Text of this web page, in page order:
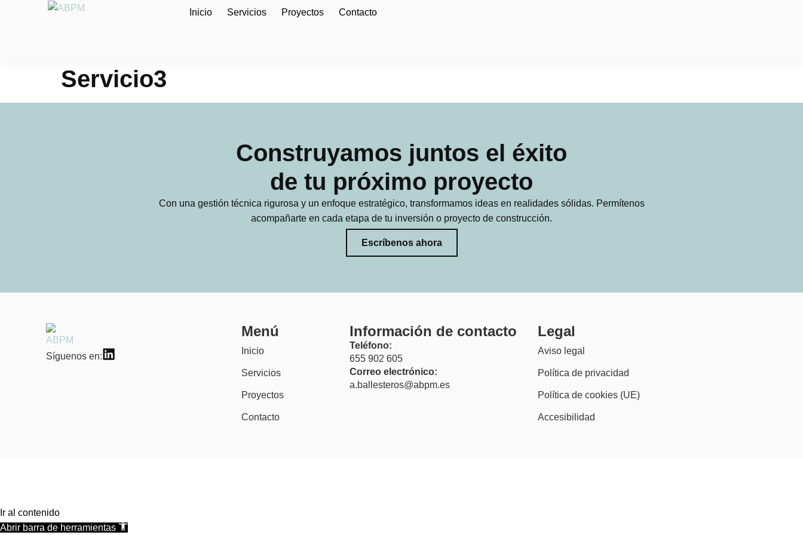
Inicio Servicios Proyectos Contacto
Servicio3
Construyamos juntos el éxito
de tu próximo proyecto
Con una gestión técnica rigurosa y un enfoque estratégico, transformamos ideas en realidades sólidas. Permítenos
acompañarte en cada etapa de tu inversión o proyecto de construcción.
Escríbenos ahora
Síguenos en:
Menú
Inicio
Servicios
Proyectos
Contacto
Información de contacto
Teléfono:
655 902 605
Correo electrónico:
a.ballesteros@abpm.es
Legal
Aviso legal
Política de privacidad
Política de cookies (UE)
Accesibilidad
Ir al contenido
Abrir barra de herramientas